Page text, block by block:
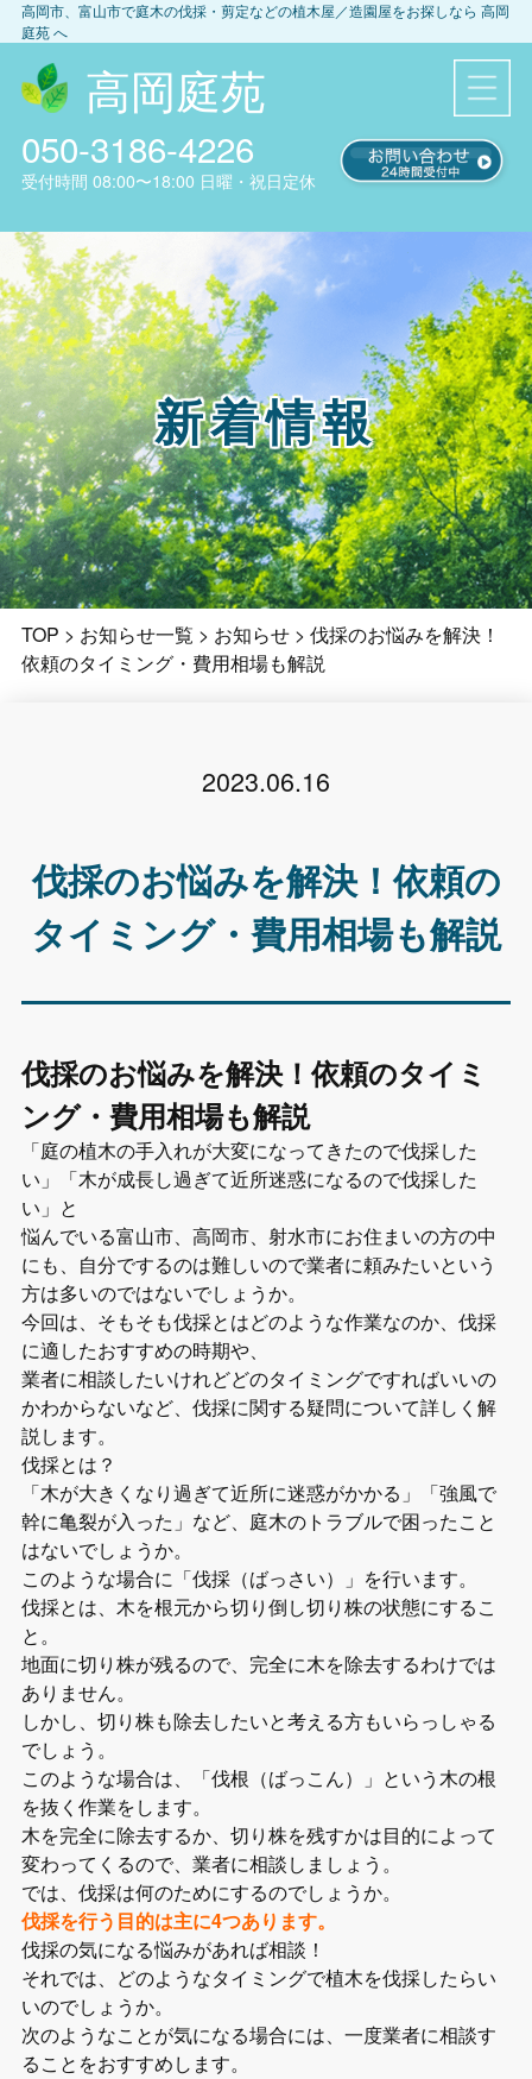
高岡市、富山市で庭木の伐採・剪定などの植木屋／造園屋をお探しなら 高岡
庭苑へ
高岡庭苑
050-3186-4226
受付時間 08:00〜18:00 日曜・祝日定休
新着情報
TOP > お知らせ一覧 > お知らせ> 伐採のお悩みを解決！
依頼のタイミング・費用相場も解説
2023.06.16
伐採のお悩みを解決！依頼の
タイミング・費用相場も解説
伐採のお悩みを解決！依頼のタイミ
ング・費用相場も解説
「庭の植木の手入れが大変になってきたので伐採した
い」「木が成長し過ぎて近所迷惑になるので伐採した
い」と
悩んでいる富山市、高岡市、射水市にお住まいの方の中
にも、自分でするのは難しいので業者に頼みたいという
方は多いのではないでしょうか。
今回は、そもそも伐採とはどのような作業なのか、伐採
に適したおすすめの時期や、
業者に相談したいけれどどのタイミングですればいいの
かわからないなど、伐採に関する疑問について詳しく解
説します。
伐採とは？
「木が大きくなり過ぎて近所に迷惑がかかる」「強風で
幹に亀裂が入った」など、庭木のトラブルで困ったこと
はないでしょうか。
このような場合に「伐採（ばっさい）」を行います。
伐採とは、木を根元から切り倒し切り株の状態にするこ
と。
地面に切り株が残るので、完全に木を除去するわけでは
ありません。
しかし、切り株も除去したいと考える方もいらっしゃる
でしょう。
このような場合は、「伐根（ばっこん）」という木の根
を抜く作業をします。
木を完全に除去するか、切り株を残すかは目的によって
変わってくるので、業者に相談しましょう。
では、伐採は何のためにするのでしょうか。
伐採を行う目的は主に4つあります。
伐採の気になる悩みがあれば相談！
それでは、どのようなタイミングで植木を伐採したらい
いのでしょうか。
次のようなことが気になる場合には、一度業者に相談す
ることをおすすめします。